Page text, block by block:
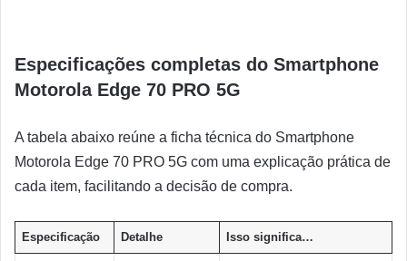
Especificações completas do Smartphone
Motorola Edge 70 PRO 5G
A tabela abaixo reúne a ficha técnica do Smartphone
Motorola Edge 70 PRO 5G com uma explicação prática de
cada item, facilitando a decisão de compra.
Especificação Detalhe Isso significa…